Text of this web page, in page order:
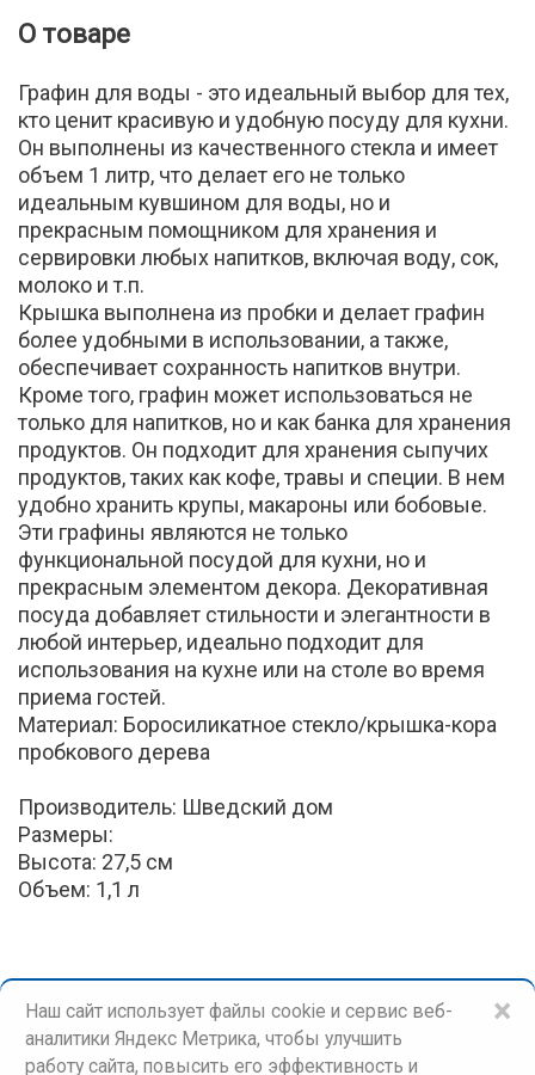
О товаре
Графин для воды - это идеальный выбор для тех,
кто ценит красивую и удобную посуду для кухни.
Он выполнены из качественного стекла и имеет
объем 1 литр, что делает его не только
идеальным кувшином для воды, но и
прекрасным помощником для хранения и
сервировки любых напитков, включая воду, сок,
молоко и т.п.
Крышка выполнена из пробки и делает графин
более удобными в использовании, а также,
обеспечивает сохранность напитков внутри.
Кроме того, графин может использоваться не
только для напитков, но и как банка для хранения
продуктов. Он подходит для хранения сыпучих
продуктов, таких как кофе, травы и специи. В нем
удобно хранить крупы, макароны или бобовые.
Эти графины являются не только
функциональной посудой для кухни, но и
прекрасным элементом декора. Декоративная
посуда добавляет стильности и элегантности в
любой интерьер, идеально подходит для
использования на кухне или на столе во время
приема гостей.
Материал: Боросиликатное стекло/крышка-кора
пробкового дерева
Производитель: Шведский дом
Размеры:
Высота: 27,5 см
Объем: 1,1 л
×
Наш сайт использует файлы cookie и сервис веб-
аналитики Яндекс Метрика, чтобы улучшить
работу сайта, повысить его эффективность и